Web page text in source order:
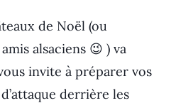
de Noël (ou
alsaciens 😉 ) va
invite à préparer vos
derrière les